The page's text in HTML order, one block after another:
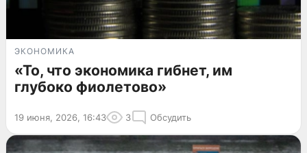
ЭКОНОМИКА
«То, что экономика гибнет, им
глубоко фиолетово»
19 июня, 2026, 16:43 3 Обсудить